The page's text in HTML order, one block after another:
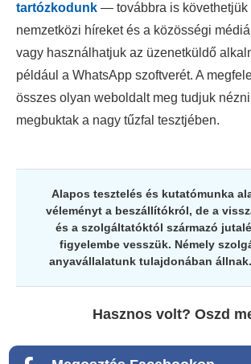
tartózkodunk — továbbra is követhetjük
nemzetközi híreket és a közösségi
vagy használhatjuk az üzenetküldő
például a WhatsApp szoftverét. A
összes olyan weboldalt meg tudjuk
megbuktak a nagy tűzfal tesztjében.
Alapos tesztelés és kutatómunka
véleményt a beszállítókról, de a
és a szolgáltatóktól származó
figyelembe vesszük. Némely
anyavállalatunk tulajdonában állnak.
Hasznos volt? Oszd